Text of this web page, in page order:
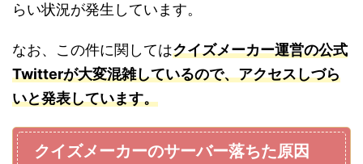
らい状況が発生しています。
なお、この件に関してはクイズメーカー運営の公式
Twitterが大変混雑しているので、アクセスしづら
いと発表しています。
クイズメーカーのサーバー落ちた原因